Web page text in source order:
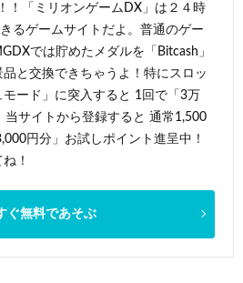
！「ミリオンゲームDX」は２４時
るゲームサイトだよ。普通のゲー
では貯めたメダルを「Bitcash」
と交換できちゃうよ！特にスロッ
モード」に突入すると 1回で「3万
当サイトから登録すると 通常1,500
円分」お試しポイント進呈中！
！
ぐ無料であそぶ